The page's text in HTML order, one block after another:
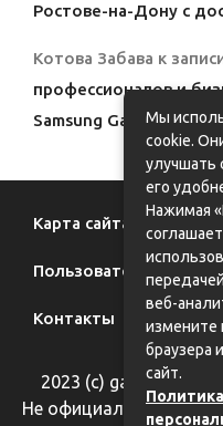
Ростове-на-Дону с
Котова Забава к
профессионалов и
Samsung Galaxy:
Карта сайта
Пользовательское
Контакты
2023 (с) galaxy62.ru -
Не официальный
Мы
cookie.
улучшать
его
Нажимая
веб-
измените
браузера
сайт.